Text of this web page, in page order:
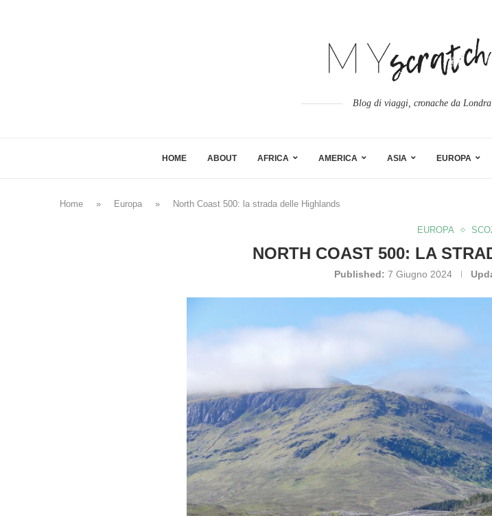
Blog di viaggi, cronache da
HOME ABOUT AFRICA AMERICA ASIA EUROPA
Home » Europa » North Coast 500: la strada delle Highlands
EUROPA
NORTH COAST 500: LA
Published: 7 Giugno 2024